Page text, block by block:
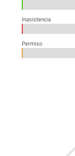
Inasistencia
Permiso